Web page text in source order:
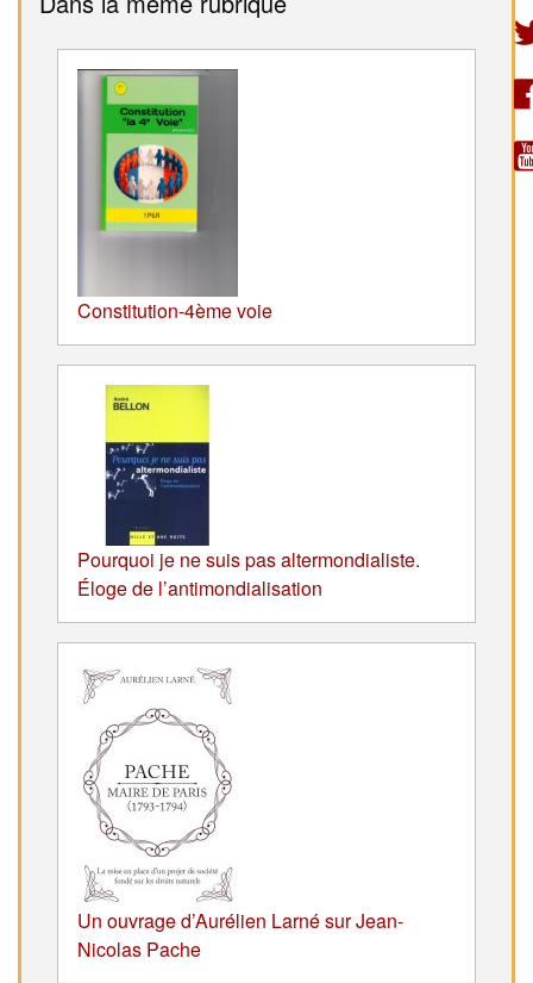
Constitution-4ème voie
Pourquoi je ne suis pas altermondialiste.
Éloge de l’antimondialisation
Un ouvrage d’Aurélien Larné sur Jean-
Nicolas Pache